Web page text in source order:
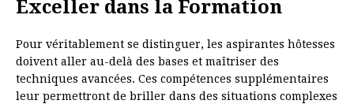
Exceller dans la Formation
Pour véritablement se distinguer, les aspirantes hôtesses
doivent aller au-delà des bases et maîtriser des
techniques avancées. Ces compétences supplémentaires
leur permettront de briller dans des situations complexes